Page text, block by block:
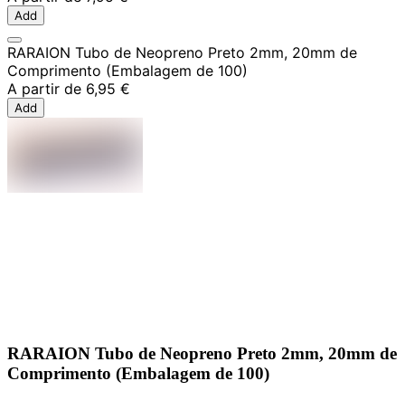
Add
RARAION Tubo de Neopreno Preto 2mm, 20mm de
Comprimento (Embalagem de 100)
A partir de 6,95 €
Add
RARAION Tubo de Neopreno Preto 2mm, 20mm de
Comprimento (Embalagem de 100)